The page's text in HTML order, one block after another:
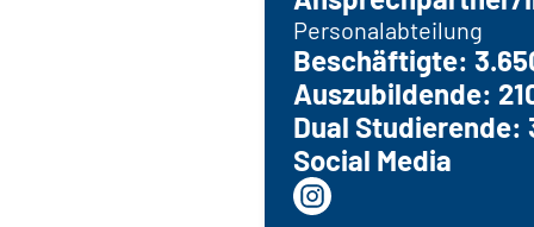
Personalabteilung
Beschäftigte:
Auszubildende:
Dual Studierende:
Social Media